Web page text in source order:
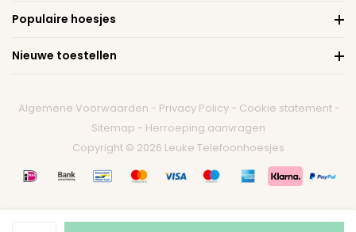
Populaire hoesjes
Nieuwe toestellen
Algemene Voorwaarden - Privacy Policy - Cookie statement -
Sitemap - Herroeping aanvragen
Copyright © 2026 Leuke Telefoonhoesjes